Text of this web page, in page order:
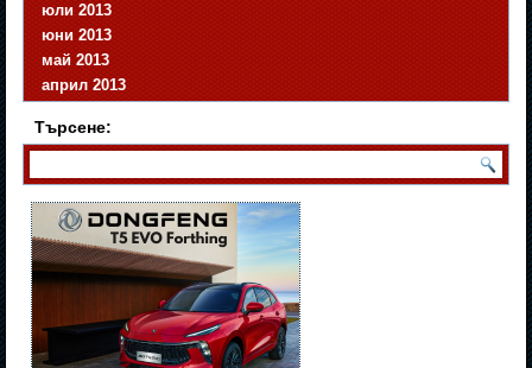
юли 2013
юни 2013
май 2013
април 2013
Търсене: